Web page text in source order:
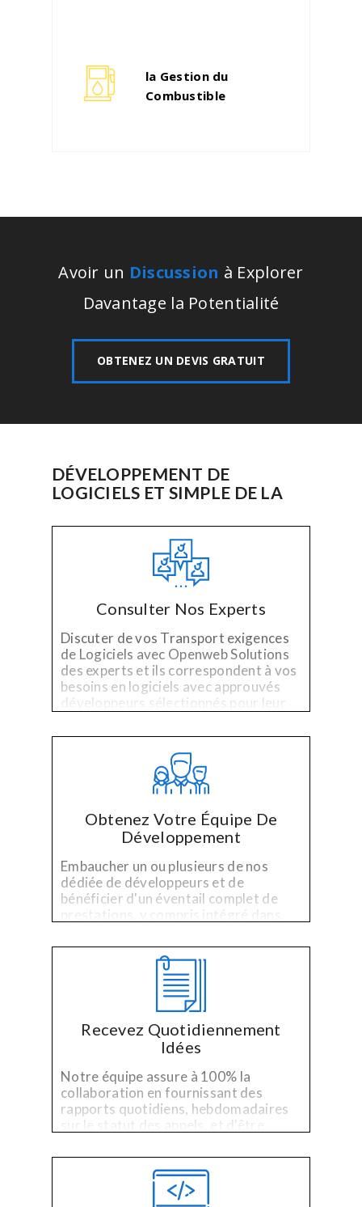
la Gestion du
Combustible
Avoir un Discussion à Explorer
Davantage la Potentialité
OBTENEZ UN DEVIS GRATUIT
DÉVELOPPEMENT DE
LOGICIELS ET SIMPLE DE LA
Consulter Nos Experts
Discuter de vos Transport exigences
de Logiciels avec Openweb Solutions
des experts et ils correspondent à vos
besoins en logiciels avec approuvés
développeurs sélectionnés pour leur
l'expérience de l'industrie.
Obtenez Votre Équipe De
Développement
Embaucher un ou plusieurs de nos
dédiée de développeurs et de
bénéficier d'un éventail complet de
prestations, y compris intégré dans
budget de gestion de projet.
Recevez Quotidiennement
Idées
Notre équipe assure à 100% la
collaboration en fournissant des
rapports quotidiens, hebdomadaires
sur le statut des appels, et d'être
d'ouverture pour des questions, des
commentaires ou des préoccupations.